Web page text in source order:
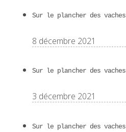
Sur le plancher des vaches
8 décembre 2021
Sur le plancher des vaches
3 décembre 2021
Sur le plancher des vaches